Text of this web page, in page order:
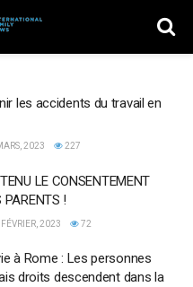
les accidents du travail en
2023 227
LE CONSENTEMENT
PARENTS !
2023 72
à Rome : Les personnes
droits descendent dans la